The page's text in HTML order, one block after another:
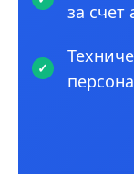
за счет